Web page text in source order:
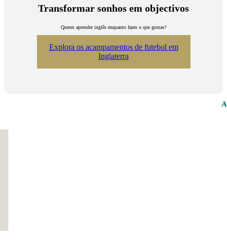
Transformar sonhos em objectivos
Queres aprender inglês enquanto fazes o que gostas?
Explora os acampamentos de futebol em
Inglaterra